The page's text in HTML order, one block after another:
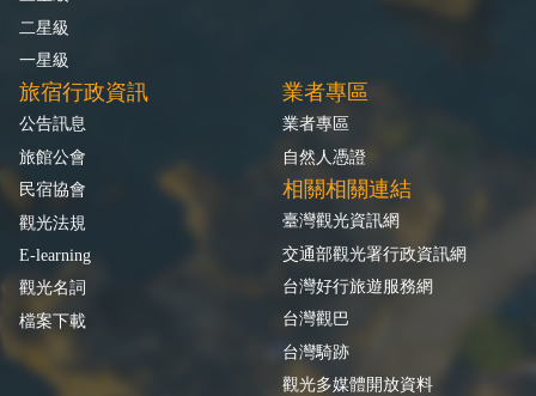
二星級
一星級
旅宿行政資訊
公告訊息
旅館公會
民宿協會
觀光法規
E-learning
觀光名詞
檔案下載
業者專區
業者專區
自然人憑證
相關相關連結
臺灣觀光資訊網
交通部觀光署行政資訊網
台灣好行旅遊服務網
台灣觀巴
台灣騎跡
觀光多媒體開放資料